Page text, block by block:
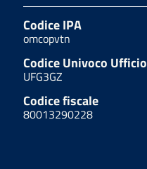
Codice IPA
omcopvtn
Codice Univoco Ufficio
UFG3GZ
Codice fiscale
80013290228